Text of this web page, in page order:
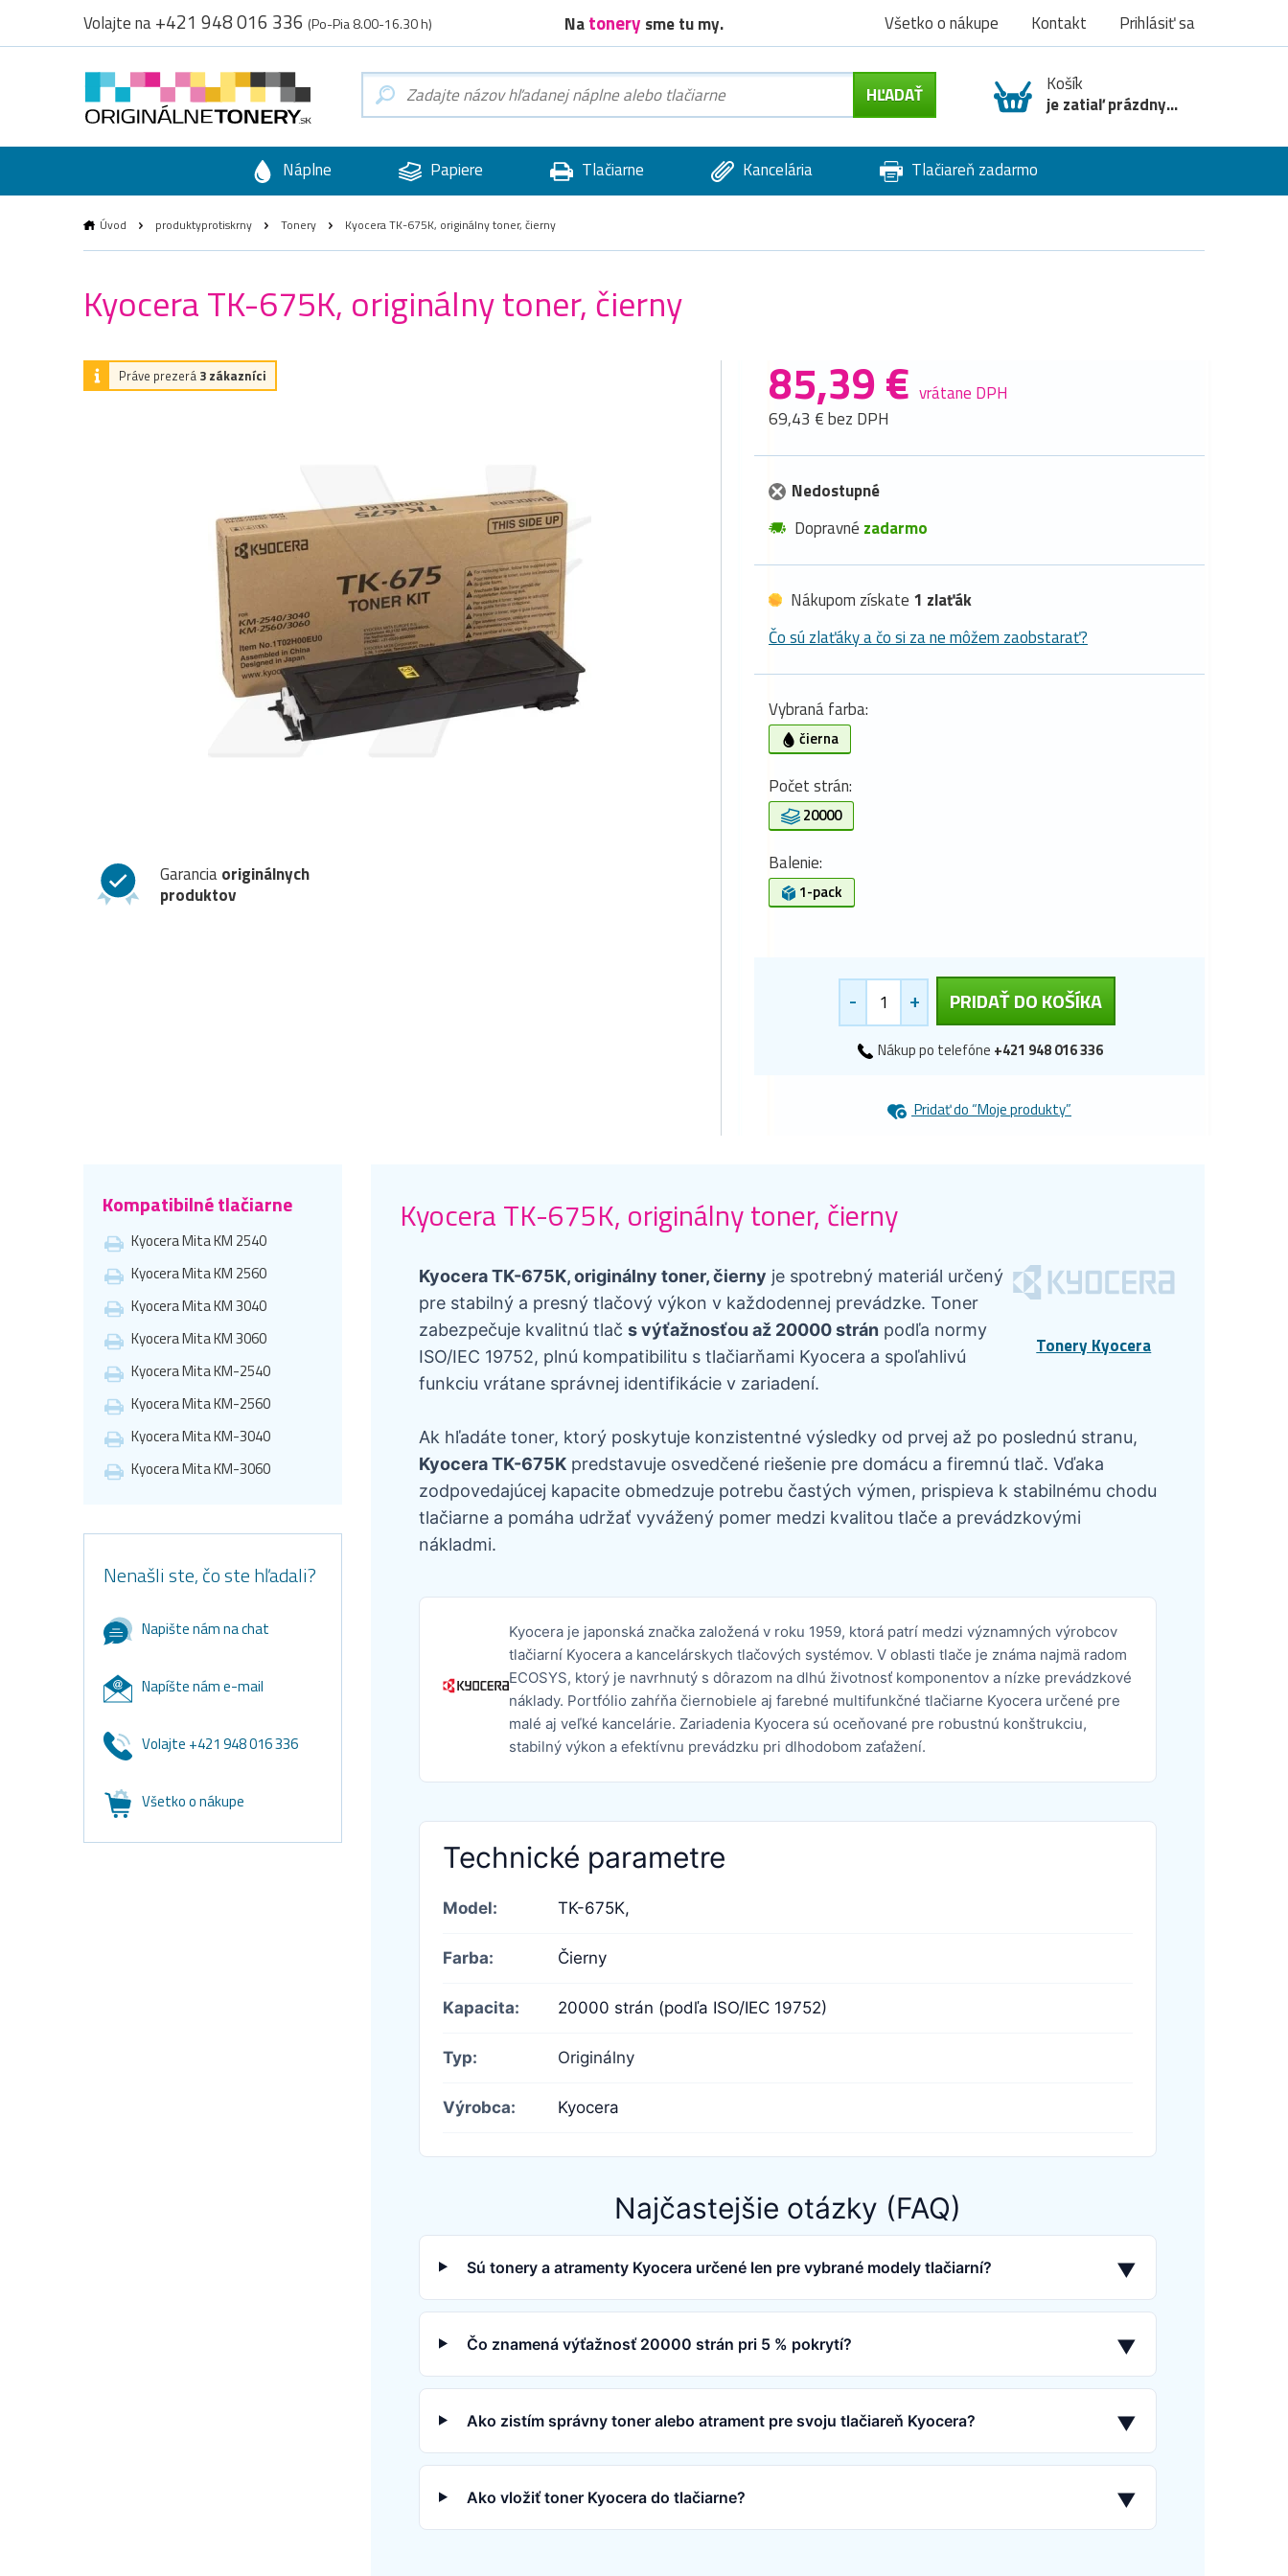
Volajte na+421 948 016 336 (Po-Pia 8.00-16.30 h) Natonery sme tu my. Všetko o nákupe Kontakt Prihlásiť sa
Košík
je zatiaľ prázdny...
Náplne Papiere Tlačiarne Kancelária Tlačiareň zadarmo
Úvod produktyprotiskrny Tonery Kyocera TK-675K, originálny toner, čierny
Kyocera TK-675K, originálny toner, čierny
Práve prezerá 3 zákazníci
Garanciaoriginálnych
produktov
85,39 € vrátane DPH
69,43 € bez DPH
Nedostupné
Dopravné zadarmo
Nákupom získate 1 zlaťák
Čo sú zlaťáky a čo si za ne môžem zaobstarať?
Vybraná farba:
čierna
Počet strán:
20000
Balenie:
1-pack
- + PRIDAŤ DO KOŠÍKA
Nákup po telefóne +421 948 016 336
Pridať do “Moje produkty”
Kompatibilné tlačiarne
Kyocera Mita KM 2540
Kyocera Mita KM 2560
Kyocera Mita KM 3040
Kyocera Mita KM 3060
Kyocera Mita KM-2540
Kyocera Mita KM-2560
Kyocera Mita KM-3040
Kyocera Mita KM-3060
Nenašli ste, čo ste hľadali?
Napište nám na chat
Napíšte nám e-mail
Volajte +421 948 016 336
Všetko o nákupe
Kyocera TK-675K, originálny toner, čierny
Tonery Kyocera
Kyocera TK-675K, originálny toner, čierny je spotrebný materiál určený
pre stabilný a presný tlačový výkon v každodennej prevádzke. Toner
zabezpečuje kvalitnú tlač s výťažnosťou až 20000 strán podľa normy
ISO/IEC 19752, plnú kompatibilitu s tlačiarňami Kyocera a spoľahlivú
funkciu vrátane správnej identifikácie v zariadení.
Ak hľadáte toner, ktorý poskytuje konzistentné výsledky od prvej až po poslednú stranu,
Kyocera TK-675K predstavuje osvedčené riešenie pre domácu a firemnú tlač. Vďaka
zodpovedajúcej kapacite obmedzuje potrebu častých výmen, prispieva k stabilnému chodu
tlačiarne a pomáha udržať vyvážený pomer medzi kvalitou tlače a prevádzkovými
nákladmi.
Kyocera je japonská značka založená v roku 1959, ktorá patrí medzi významných výrobcov
tlačiarní Kyocera a kancelárskych tlačových systémov. V oblasti tlače je známa najmä radom
ECOSYS, ktorý je navrhnutý s dôrazom na dlhú životnosť komponentov a nízke prevádzkové
náklady. Portfólio zahŕňa čiernobiele aj farebné multifunkčné tlačiarne Kyocera určené pre
malé aj veľké kancelárie. Zariadenia Kyocera sú oceňované pre robustnú konštrukciu,
stabilný výkon a efektívnu prevádzku pri dlhodobom zaťažení.
Technické parametre
Model: TK-675K,
Farba: Čierny
Kapacita: 20000 strán (podľa ISO/IEC 19752)
Typ: Originálny
Výrobca: Kyocera
Najčastejšie otázky (FAQ)
Sú tonery a atramenty Kyocera určené len pre vybrané modely tlačiarní? ▼
Čo znamená výťažnosť 20000 strán pri 5 % pokrytí? ▼
Ako zistím správny toner alebo atrament pre svoju tlačiareň Kyocera? ▼
Ako vložiť toner Kyocera do tlačiarne? ▼